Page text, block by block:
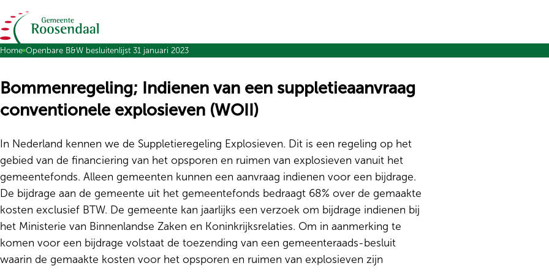
Ga naar de inhoud
Home Openbare B&W besluitenlijst 31 januari 2023
Bommenregeling; Indienen van een suppletieaanvraag
conventionele explosieven (WOII)
In Nederland kennen we de Suppletieregeling Explosieven. Dit is een regeling op het
gebied van de financiering van het opsporen en ruimen van explosieven vanuit het
gemeentefonds. Alleen gemeenten kunnen een aanvraag indienen voor een bijdrage.
De bijdrage aan de gemeente uit het gemeentefonds bedraagt 68% over de gemaakte
kosten exclusief BTW. De gemeente kan jaarlijks een verzoek om bijdrage indienen bij
het Ministerie van Binnenlandse Zaken en Koninkrijksrelaties. Om in aanmerking te
komen voor een bijdrage volstaat de toezending van een gemeenteraads-besluit
waarin de gemaakte kosten voor het opsporen en ruimen van explosieven zijn